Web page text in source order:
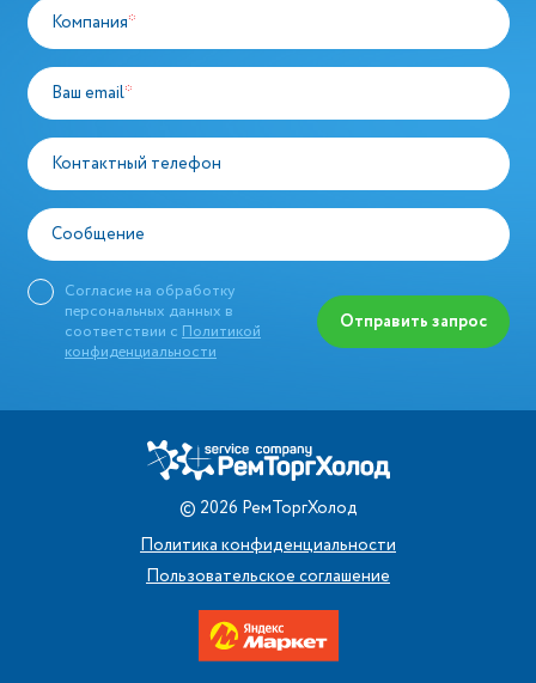
Компания*
Ваш email*
Контактный телефон
Сообщение
Согласие на обработку
персональных данных в
соответствии с Политикой
конфиденциальности
Отправить запрос
© 2026 РемТоргХолод
Политика конфиденциальности
Пользовательское соглашение